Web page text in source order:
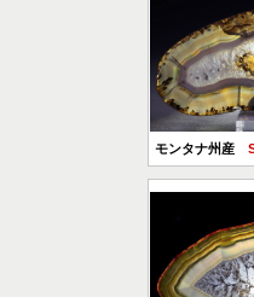
モンタナ州産